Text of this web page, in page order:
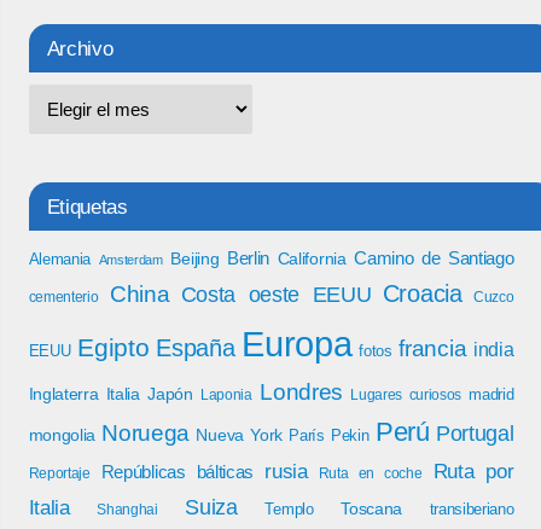
Archivo
Etiquetas
Alemania Amsterdam Beijing Berlin California Camino de Santiago
cementerio China Costa oeste EEUU Croacia Cuzco
EEUU Egipto España Europa fotos francia india
Inglaterra Italia Japón Laponia Londres Lugares curiosos madrid
mongolia Noruega Nueva York París Pekin Perú Portugal
Reportaje Repúblicas bálticas rusia Ruta en coche
Ruta por
Italia
Shanghai Suiza Templo Toscana transiberiano